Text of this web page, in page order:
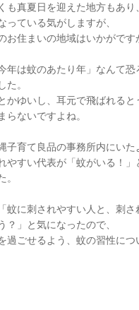
も真夏日を迎えた地方もあり
っている気がしますが、
お住まいの地域はいかがです
年は蚊のあたり年」なんて恐
た。
かゆいし、耳元で飛ばれると
らないですよね。
子育て良品の事務所内にいた
やすい代表が「蚊がいる！」
。
蚊に刺されやすい人と、刺さ
？」と気になったので、
過ごせるよう、蚊の習性につ